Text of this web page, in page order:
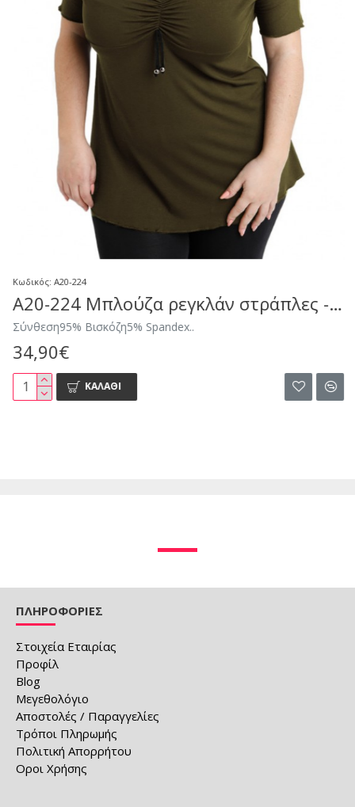
Κωδικός: A20-224
A20-224 Μπλούζα ρεγκλάν στράπλες - Χακί
Σύνθεση95% Βισκόζη5% Spandex..
34,90€
ΚΑΛΆΘΙ
ΠΛΗΡΟΦΟΡΙΕΣ
Στοιχεία Εταιρίας
Προφίλ
Blog
Μεγεθολόγιο
Αποστολές / Παραγγελίες
Τρόποι Πληρωμής
Πολιτική Απορρήτου
Οροι Χρήσης